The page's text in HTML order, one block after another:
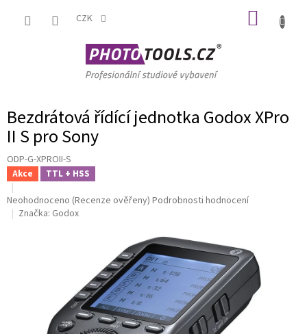
CZK
Bezdrátová řídící jednotka Godox XPro
II S pro Sony
ODP-G-XPROII-S
Akce TTL + HSS
Průměrné
hodnocení
Neohodnoceno (Recenze ověřeny) Podrobnosti hodnocení
Značka: Godox